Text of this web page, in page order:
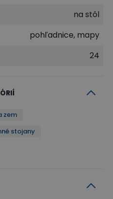
na stôl
pohľadnice, mapy
24
zem
stojany